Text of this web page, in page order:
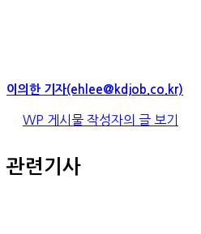
이의한 기자(ehlee@kdjob.co.kr)
WP 게시물 작성자의 글 보기
관련기사